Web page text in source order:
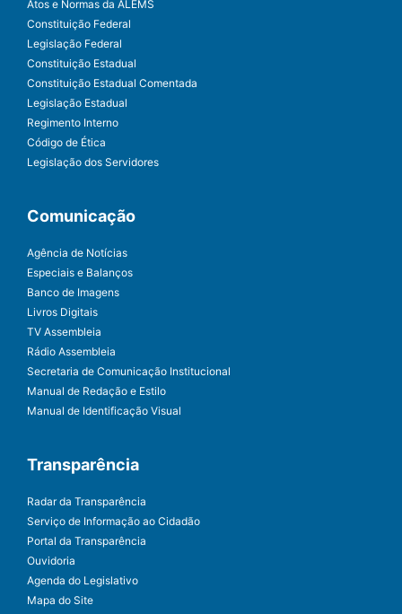
Atos e Normas da ALEMS
Constituição Federal
Legislação Federal
Constituição Estadual
Constituição Estadual Comentada
Legislação Estadual
Regimento Interno
Código de Ética
Legislação dos Servidores
Comunicação
Agência de Notícias
Especiais e Balanços
Banco de Imagens
Livros Digitais
TV Assembleia
Rádio Assembleia
Secretaria de Comunicação Institucional
Manual de Redação e Estilo
Manual de Identificação Visual
Transparência
Radar da Transparência
Serviço de Informação ao Cidadão
Portal da Transparência
Ouvidoria
Agenda do Legislativo
Mapa do Site